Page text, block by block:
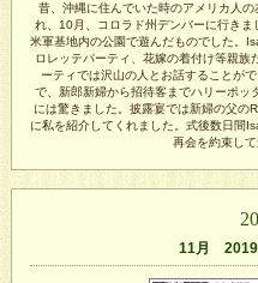
昔、沖縄に住んでいた時のアメリカ人
れ、10月、コロラド州デンバーに行き
米軍基地内の公園で遊んだものでした。
ロレッテパーティ、花嫁の着付け等親
ーティでは沢山の人とお話することが
で、新郎新婦から招待客までハリーポッ
には驚きました。披露宴では新婦の父の
に私を紹介してくれました。式後数日間
再会を約束して
11月 2019